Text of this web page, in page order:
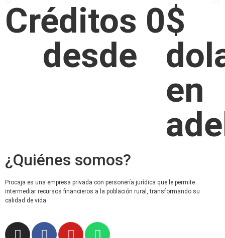
Escríbeme aquí
Créditos
desde
0$
en
¿Quiénes somos?
Procaja es una empresa privada con personería jurídica que le permite
intermediar recursos financieros a la población rural, transformando su
calidad de vida.